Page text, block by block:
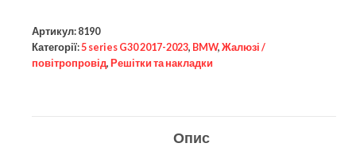
Артикул: 8190
Категорії:5 series G30 2017-2023, BMW, Жалюзі /
повітропровід, Решітки та накладки
Опис